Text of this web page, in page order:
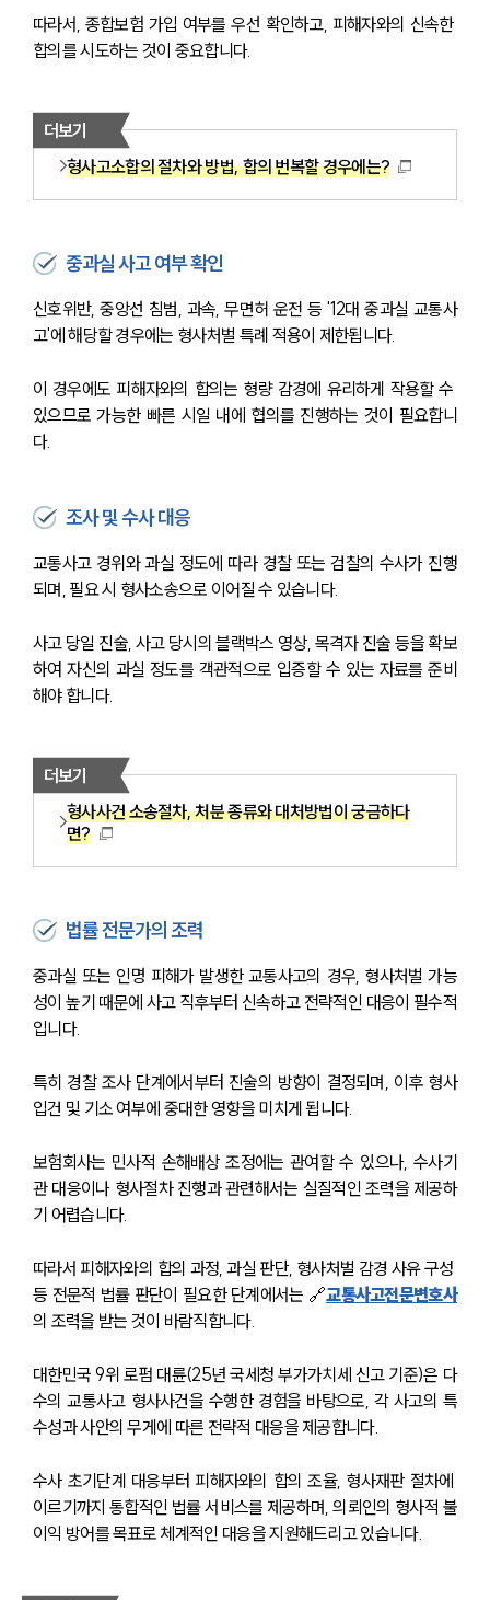
따라서, 종합보험 가입 여부를 우선 확인하고, 피해자와의 신속한
합의를 시도하는 것이 중요합니다.
더보기
형사고소합의 절차와 방법, 합의 번복할 경우에는?
중과실 사고 여부 확인
신호위반, 중앙선 침범, 과속, 무면허 운전 등 '12대 중과실 교통사
고'에 해당할 경우에는 형사처벌 특례 적용이 제한됩니다.
이 경우에도 피해자와의 합의는 형량 감경에 유리하게 작용할 수
있으므로 가능한 빠른 시일 내에 협의를 진행하는 것이 필요합니
다.
조사 및 수사 대응
교통사고 경위와 과실 정도에 따라 경찰 또는 검찰의 수사가 진행
되며, 필요 시 형사소송으로 이어질 수 있습니다.
사고 당일 진술, 사고 당시의 블랙박스 영상, 목격자 진술 등을 확보
하여 자신의 과실 정도를 객관적으로 입증할 수 있는 자료를 준비
해야 합니다.
더보기
형사사건 소송절차, 처분 종류와 대처방법이 궁금하다
면?
법률 전문가의 조력
중과실 또는 인명 피해가 발생한 교통사고의 경우, 형사처벌 가능
성이 높기 때문에 사고 직후부터 신속하고 전략적인 대응이 필수적
입니다.
특히 경찰 조사 단계에서부터 진술의 방향이 결정되며, 이후 형사
입건 및 기소 여부에 중대한 영향을 미치게 됩니다.
보험회사는 민사적 손해배상 조정에는 관여할 수 있으나, 수사기
관 대응이나 형사절차 진행과 관련해서는 실질적인 조력을 제공하
기 어렵습니다.
따라서 피해자와의 합의 과정, 과실 판단, 형사처벌 감경 사유 구성
등 전문적 법률 판단이 필요한 단계에서는 🔗교통사고전문변호사
의 조력을 받는 것이 바람직합니다.
대한민국 9위 로펌 대륜(25년 국세청 부가가치세 신고 기준)은 다
수의 교통사고 형사사건을 수행한 경험을 바탕으로, 각 사고의 특
수성과 사안의 무게에 따른 전략적 대응을 제공합니다.
수사 초기단계 대응부터 피해자와의 합의 조율, 형사재판 절차에
이르기까지 통합적인 법률 서비스를 제공하며, 의뢰인의 형사적 불
이익 방어를 목표로 체계적인 대응을 지원해드리고 있습니다.